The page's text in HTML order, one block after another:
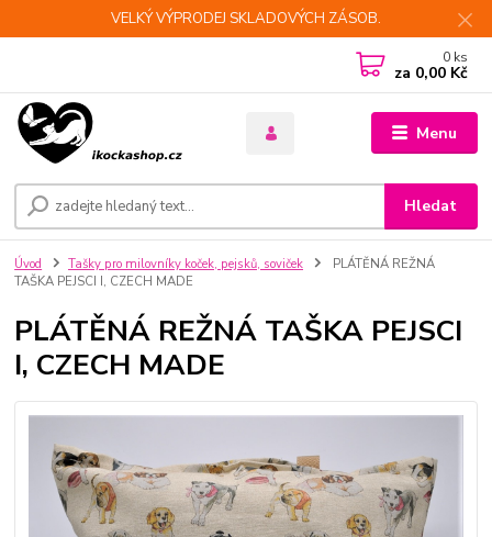
VELKÝ VÝPRODEJ SKLADOVÝCH ZÁSOB.
Menu
Hledat
0 ks
za 0,00 Kč
Úvod Tašky pro milovníky koček, pejsků, soviček
PLÁTĚNÁ REŽNÁ
TAŠKA PEJSCI I, CZECH MADE
PLÁTĚNÁ REŽNÁ TAŠKA PEJSCI
I, CZECH MADE